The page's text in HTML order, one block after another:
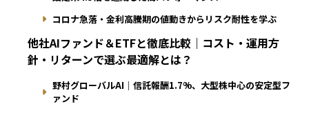
コロナ急落・金利高騰期の値動きからリスク耐性を学ぶ
他社AIファンド＆ETFと徹底比較｜コスト・運用方
針・リターンで選ぶ最適解とは？
野村グローバルAI｜信託報酬1.7%、大型株中心の安定型フ
ァンド